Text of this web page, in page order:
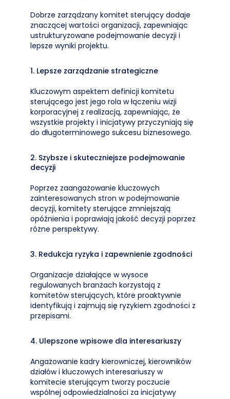
Dobrze zarządzany komitet sterujący dodaje
znaczącej wartości organizacji, zapewniając
ustrukturyzowane podejmowanie decyzji i
lepsze wyniki projektu.
1. Lepsze zarządzanie strategiczne
Kluczowym aspektem definicji komitetu
sterującego jest jego rola w łączeniu wizji
korporacyjnej z realizacją, zapewniając, że
wszystkie projekty i inicjatywy przyczyniają się
do długoterminowego sukcesu biznesowego.
2. Szybsze i skuteczniejsze podejmowanie
decyzji
Poprzez zaangażowanie kluczowych
zainteresowanych stron w podejmowanie
decyzji, komitety sterujące zmniejszają
opóźnienia i poprawiają jakość decyzji poprzez
różne perspektywy.
3. Redukcja ryzyka i zapewnienie zgodności
Organizacje działające w wysoce
regulowanych branżach korzystają z
komitetów sterujących, które proaktywnie
identyfikują i zajmują się ryzykiem zgodności z
przepisami.
4. Ulepszone wpisowe dla interesariuszy
Angażowanie kadry kierowniczej, kierowników
działów i kluczowych interesariuszy w
komitecie sterującym tworzy poczucie
wspólnej odpowiedzialności za inicjatywy